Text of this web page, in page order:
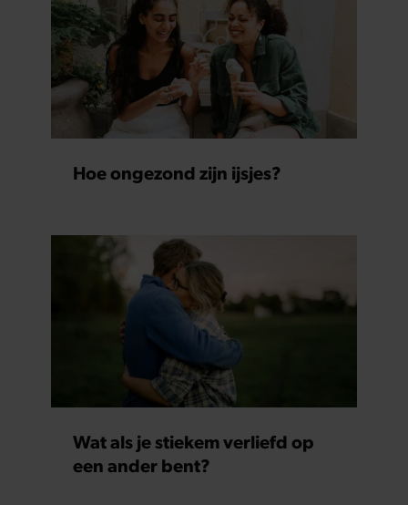
Hoe ongezond zijn ijsjes?
Wat als je stiekem verliefd op
een ander bent?